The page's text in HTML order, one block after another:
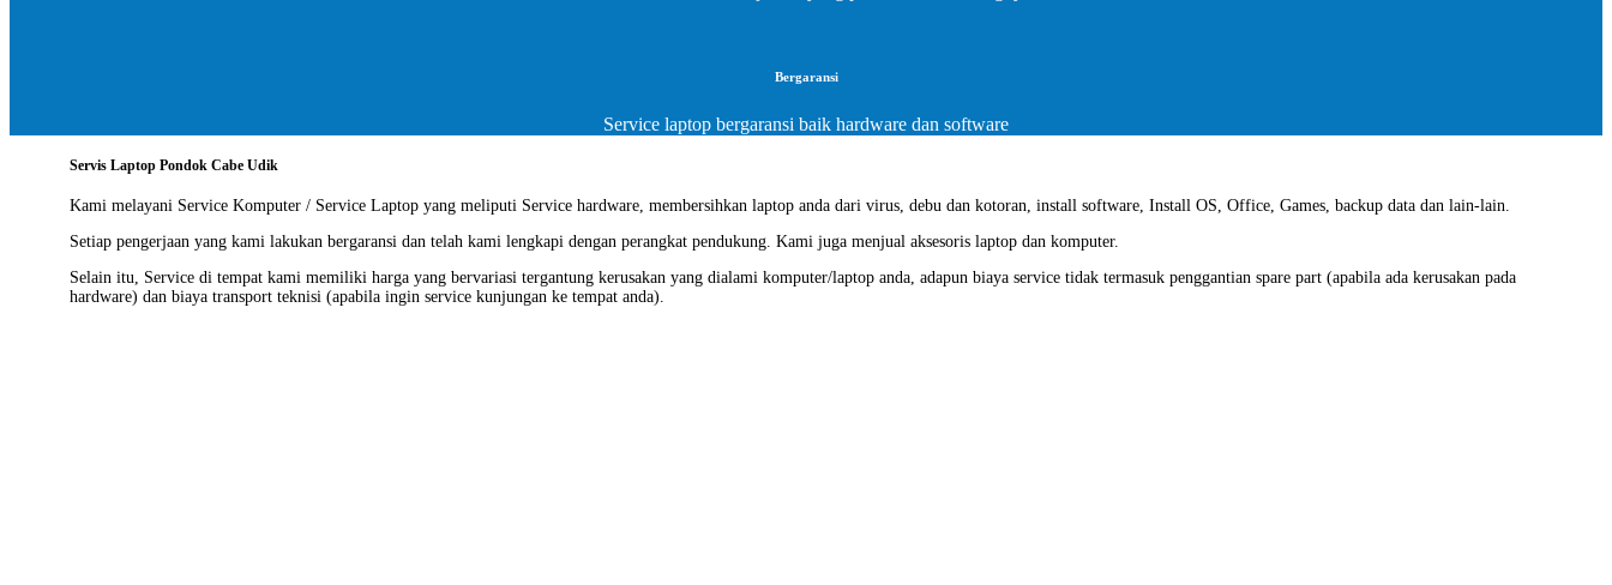
Bergaransi
Service laptop bergaransi baik hardware dan software
Servis Laptop Pondok Cabe Udik
Kami melayani Service Komputer / Service Laptop yang meliputi Service hardware, membersihkan laptop anda dari virus, debu dan kotoran, install software, Install OS, Office, Games, backup data dan lain-lain.
Setiap pengerjaan yang kami lakukan bergaransi dan telah kami lengkapi dengan perangkat pendukung. Kami juga menjual aksesoris laptop dan komputer.
Selain itu, Service di tempat kami memiliki harga yang bervariasi tergantung kerusakan yang dialami komputer/laptop anda, adapun biaya service tidak termasuk penggantian spare part (apabila ada kerusakan pada
hardware) dan biaya transport teknisi (apabila ingin service kunjungan ke tempat anda).